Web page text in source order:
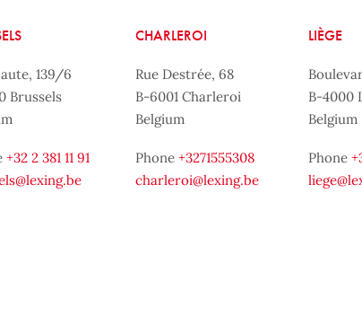
139/6
Brussels
+32 2 381 11 91
CHARLEROI
Rue Destrée, 68
B-6001 Charleroi
Belgium
Phone+3271555308
charleroi@lexing.be
LIÈGE
B-4000
Belgium
Phone